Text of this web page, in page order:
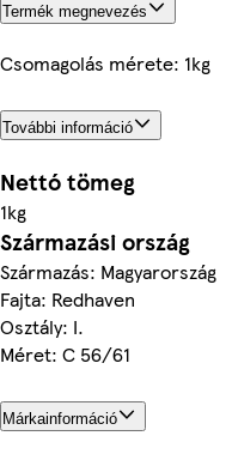
Termék megnevezés
Csomagolás mérete: 1kg
További információ
Nettó tömeg
1kg
Származási ország
Származás: Magyarország
Fajta: Redhaven
Osztály: I.
Méret: C 56/61
Márkainformáció